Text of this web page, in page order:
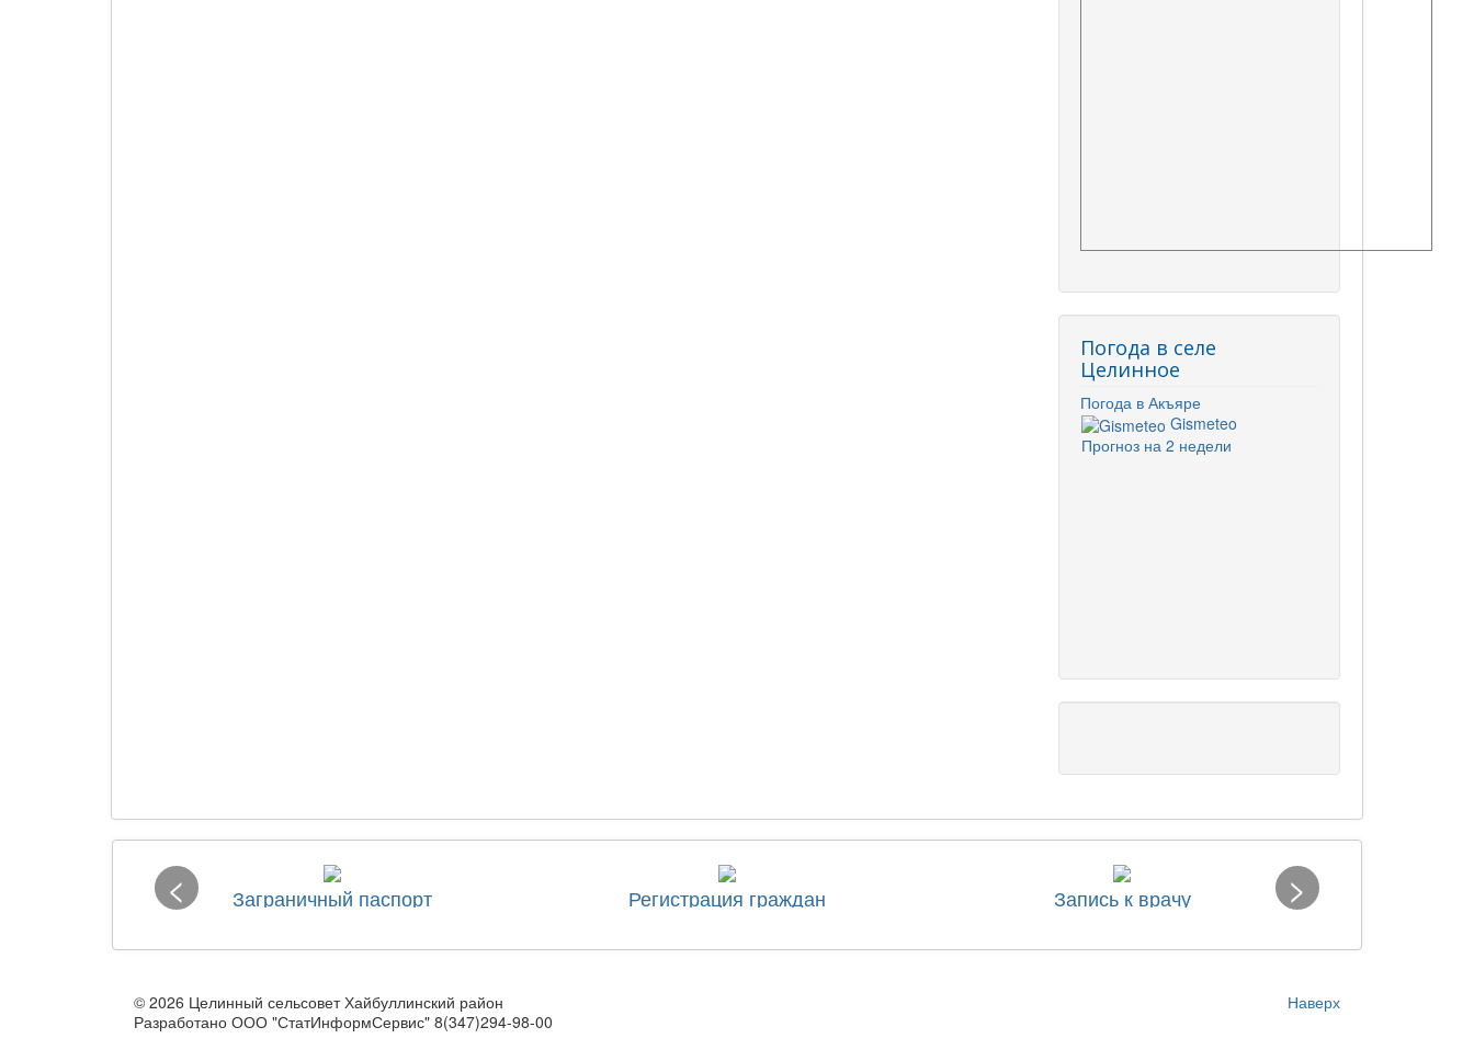
Погода в селе
Целинное
Погода в Акъяре
Gismeteo
Прогноз на 2 недели
Заграничный паспорт Регистрация граждан Запись к врачу
< >
Наверх
© 2026 Целинный сельсовет Хайбуллинский район
Разработано ООО "СтатИнформСервис" 8(347)294-98-00